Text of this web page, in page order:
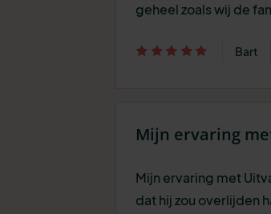
geheel zoals wij de
Bart
Mijn ervaring
Mijn ervaring met
dat hij zou overlijden